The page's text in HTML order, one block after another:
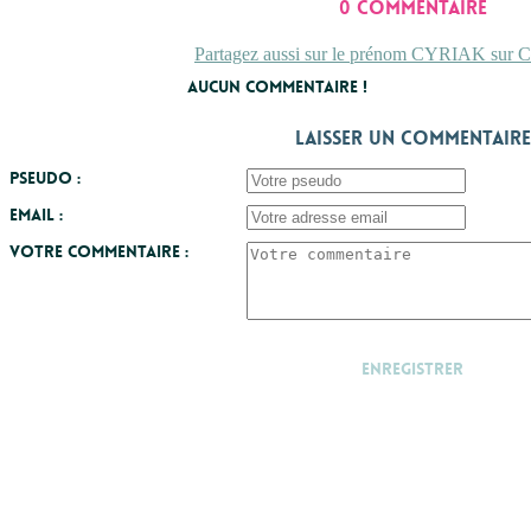
0 commentaire
Partagez aussi sur le prénom CYRIAK sur
Aucun commentaire !
Laisser un commentaire
Pseudo :
Email :
Votre commentaire :
Enregistrer